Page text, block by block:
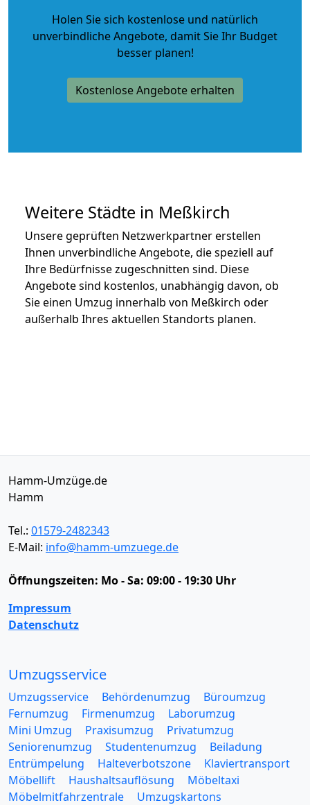
Holen Sie sich kostenlose und natürlich
unverbindliche Angebote, damit Sie Ihr Budget
besser planen!
Kostenlose Angebote erhalten
Weitere Städte in Meßkirch
Unsere geprüften Netzwerkpartner erstellen
Ihnen unverbindliche Angebote, die speziell auf
Ihre Bedürfnisse zugeschnitten sind. Diese
Angebote sind kostenlos, unabhängig davon, ob
Sie einen Umzug innerhalb von Meßkirch oder
außerhalb Ihres aktuellen Standorts planen.
Hamm-Umzüge.de
Hamm
Tel.: 01579-2482343
E-Mail: info@hamm-umzuege.de
Öffnungszeiten: Mo - Sa: 09:00 - 19:30 Uhr
Impressum
Datenschutz
Umzugsservice
Umzugsservice Behördenumzug
Büroumzug
Fernumzug
Firmenumzug
Laborumzug
Mini Umzug
Praxisumzug
Privatumzug
Seniorenumzug
Studentenumzug
Beiladung
Entrümpelung
Halteverbotszone
Klaviertransport
Möbellift
Haushaltsauflösung
Möbeltaxi
Möbelmitfahrzentrale
Umzugskartons